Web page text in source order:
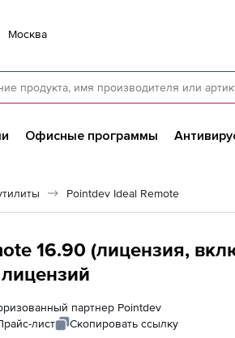
Москва
Офисные программы
Pointdev Ideal Remote
16.90 (лицензия,
партнер Pointdev
лист Скопировать ссылку